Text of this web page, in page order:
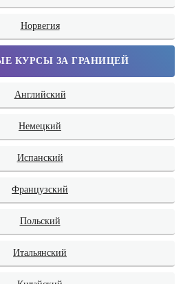
Норвегия
КУРСЫ ЗА ГРАНИЦЕЙ
Английский
Немецкий
Испанский
Французский
Польский
Итальянский